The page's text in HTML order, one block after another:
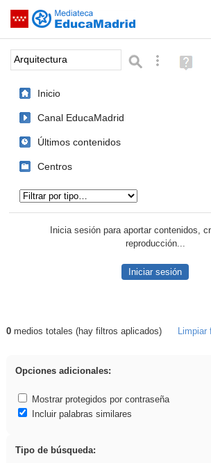
Saltar navegación
Palabra o frase: BúsquedaAyuda
(en
Inicio
Canal EducaMadrid
Últimos contenidos
Centros
Inicia sesión para aportar contenidos,
reproducción...
Iniciar sesión
Resultados de: Arquitectura
0medios totales (hay filtros aplicados) Limpiar
Opciones adicionales:
Mostrar protegidos por contraseña
Incluir palabras similares
Tipo de búsqueda: